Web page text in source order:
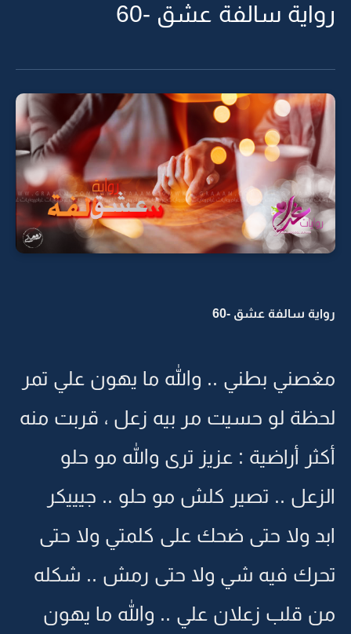
رواية سالفة عشق -60
رواية سالفة عشق -60
مغصني بطني .. والله ما يهون علي تمر
لحظة لو حسيت مر بيه زعل ، قربت منه
أكثر أراضية : عزيز ترى والله مو حلو
الزعل .. تصير كلش مو حلو .. جيييكر
ابد ولا حتى ضحك على كلمتي ولا حتى
تحرك فيه شي ولا حتى رمش .. شكله
من قلب زعلان علي .. والله ما يهون